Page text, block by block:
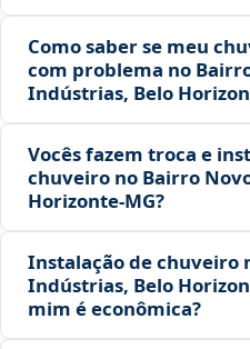
Como saber se meu
com problema no
Indústrias, Belo
Vocês fazem troca e
chuveiro no Bairro
Horizonte‑MG?
Instalação de chuveiro
Indústrias, Belo
mim é econômica?